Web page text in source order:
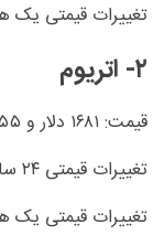
تغییرات قیمتی یک هفته اخیر:
۲- اتریوم
قیمت: ۱۶۸۱ دلار و ۵۵ سنت
تغییرات قیمتی ۲۴ ساعت گذشته: ۱.۰۲ درصد افزایش
تغییرات قیمتی یک هفته اخیر: